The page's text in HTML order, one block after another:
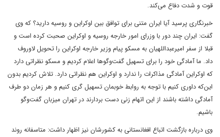
قوت و شدت دفاع می‌کند.
خبرنگاری پرسید آیا ایران متنی برای توافق بین اوکراین و روسیه دارید؟ که وی
گفت: ایران چند دور با وزرای امور خارجه روسیه و اوکراین صحبت کرده است و
قبلا از سفر امیرعبداللهیان به مسکو پیام وزیر خارجه اوکراین را تحویل لاوروف
داد. ما آمادگی خود را برای تسهیل گفت‌وگوها اعلام کردیم و مسکو نظراتی دارد
که اوکراین آمادگی مذاکرات را ندارد و اوکراین هم نظراتی دارد. تلاش کردیم بدون
این‌که داوری کنیم با توجه به روابط خوبمان تسهیل گری کنیم و هر زمان دو طرف
آمادگی داشته باشند از این اتهام زنی دست بردارند در تهران میزبان گفت‌وگو
باشیم.
وی درباره بازگشت اتباع افغانستانی به کشورشان نیز اظهار داشت: متاسفانه روند